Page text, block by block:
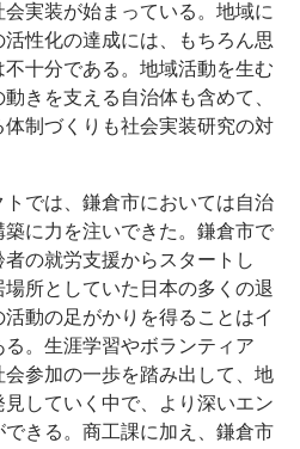
実装が始まっている。地域に
性化の達成には、もちろん思
十分である。地域活動を生む
きを支える自治体も含めて、
制づくりも社会実装研究の対
では、鎌倉市においては自治
に力を注いできた。鎌倉市で
の就労支援からスタートし
所としていた日本の多くの退
動の足がかりを得ることはイ
。生涯学習やボランティア
参加の一歩を踏み出して、地
していく中で、より深いエン
きる。商工課に加え、鎌倉市